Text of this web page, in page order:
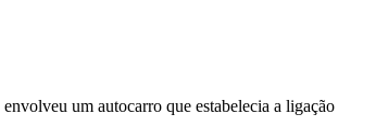
um autocarro que estabelecia a ligação